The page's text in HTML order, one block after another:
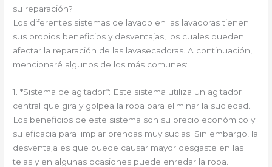
su reparación?
Los diferentes sistemas de lavado en las lavadoras tienen
sus propios beneficios y desventajas, los cuales pueden
afectar la reparación de las lavasecadoras. A continuación,
mencionaré algunos de los más comunes:
1. *Sistema de agitador*: Este sistema utiliza un agitador
central que gira y golpea la ropa para eliminar la suciedad.
Los beneficios de este sistema son su precio económico y
su eficacia para limpiar prendas muy sucias. Sin embargo, la
desventaja es que puede causar mayor desgaste en las
telas y en algunas ocasiones puede enredar la ropa.